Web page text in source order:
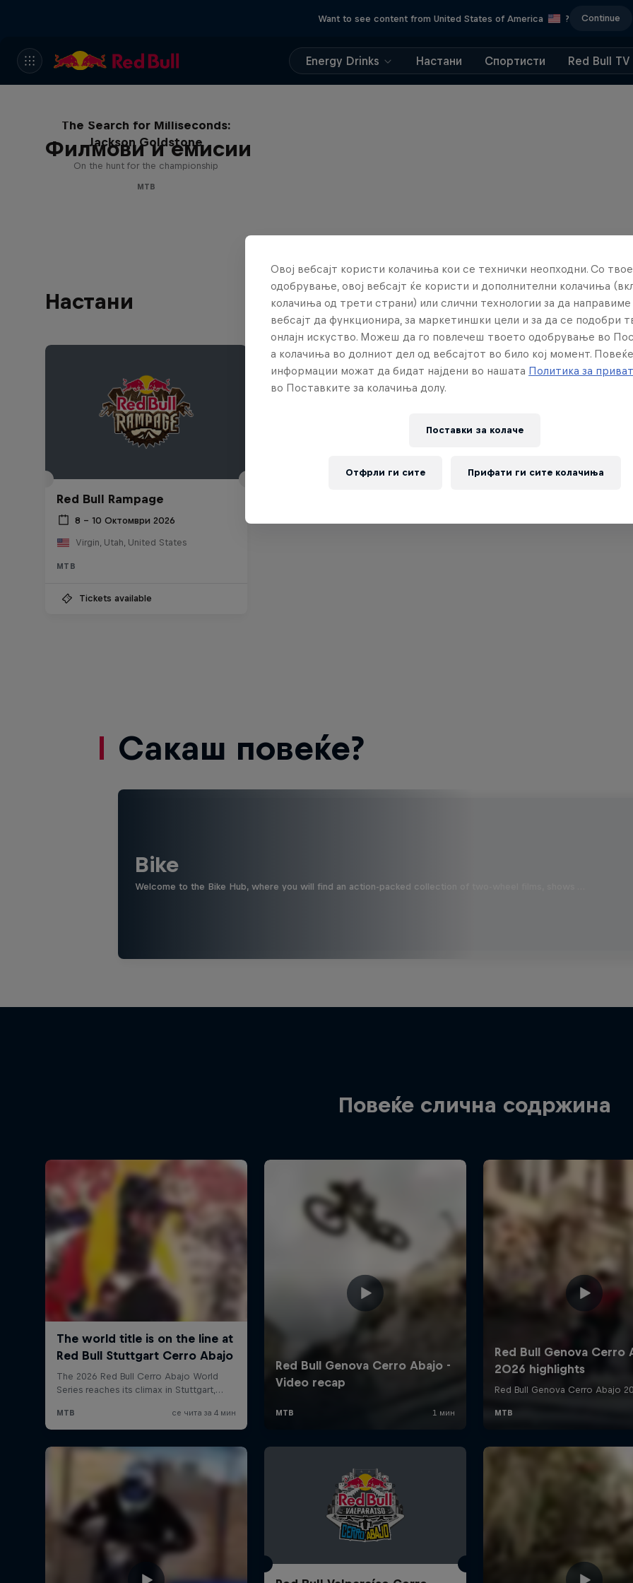
Want to see content from United States of America ? Continue
Energy Drinks Настани Спортисти Red Bull TV
Филмови и емисии
The Search for Milliseconds:
Jackson Goldstone
On the hunt for the championship
MTB
Настани
Red Bull Rampage
8 – 10 Октомври 2026
Virgin, Utah, United States
MTB
Tickets available
Сакаш повеќе?
Bike
Welcome to the Bike Hub, where you will find an action-packed collection of two-wheel films, shows …
Повеќе слична содржина
Овој вебсајт користи колачиња кои се технички неопходни. Со твое
одобрување, овој вебсајт ќе користи и дополнителни колачиња
колачиња од трети страни) или слични технологии за да
вебсајт да функционира, за маркетиншки цели и за да се подобри
онлајн искуство. Можеш да го повлечеш твоето одобрување во
а колачиња во долниот дел од вебсајтот во било кој момент. Повеќе
информации можат да бидат најдени во нашата Политика за
во Поставките за колачиња долу.
Поставки за колачe
Отфрли ги сите Прифати ги сите колачиња